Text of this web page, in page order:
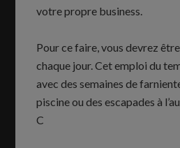
votre propre business.
Pour ce faire, vous devrez
chaque jour. Cet emploi du
avec des semaines de
piscine ou des escapades à
C